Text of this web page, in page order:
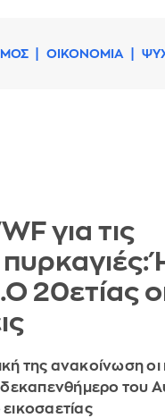
ΟΙΚΟΝΟΜΙΑ
για τις
20ετίας
της ανακοίνωση
δεκαπενθήμερο του